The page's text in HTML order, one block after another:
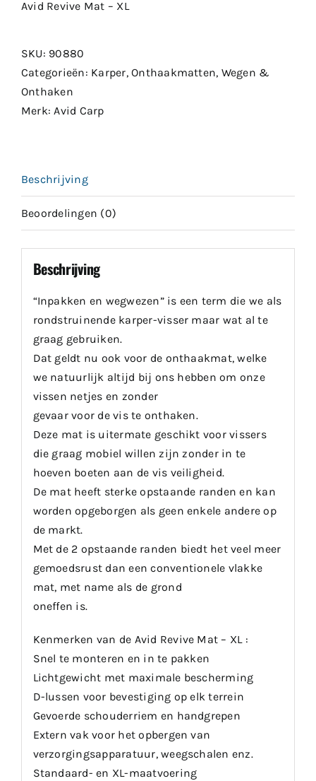
€109.99.€98.99.
Avid Revive Mat – XL
SKU: 90880
Categorieën: Karper,Onthaakmatten, Wegen &
Onthaken
Merk:Avid Carp
Beschrijving
Beoordelingen (0)
Beschrijving
“Inpakken en wegwezen” is een term die we als
rondstruinende karper-visser maar wat al te
graag gebruiken.
Dat geldt nu ook voor de onthaakmat, welke
we natuurlijk altijd bij ons hebben om onze
vissen netjes en zonder
gevaar voor de vis te onthaken.
Deze mat is uitermate geschikt voor vissers
die graag mobiel willen zijn zonder in te
hoeven boeten aan de vis veiligheid.
De mat heeft sterke opstaande randen en kan
worden opgeborgen als geen enkele andere op
de markt.
Met de 2 opstaande randen biedt het veel meer
gemoedsrust dan een conventionele vlakke
mat, met name als de grond
oneffen is.
Kenmerken van de Avid Revive Mat – XL :
Snel te monteren en in te pakken
Lichtgewicht met maximale bescherming
D-lussen voor bevestiging op elk terrein
Gevoerde schouderriem en handgrepen
Extern vak voor het opbergen van
verzorgingsapparatuur, weegschalen enz.
Standaard- en XL-maatvoering